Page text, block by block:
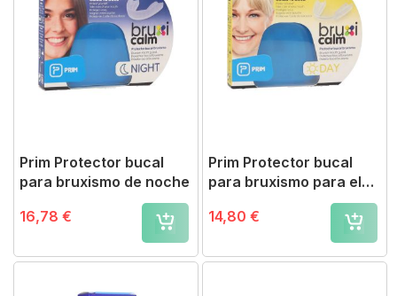
Prim Protector bucal
para bruxismo de noche
16,78 €
Prim Protector bucal
para bruxismo para el
14,80 €